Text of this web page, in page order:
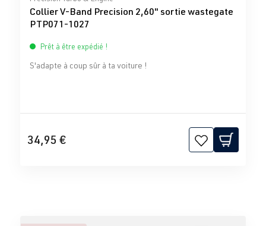
Collier V-Band Precision 2,60" sortie wastegate
PTP071-1027
Prêt à être expédié !
S'adapte à coup sûr à ta voiture !
34,95 €